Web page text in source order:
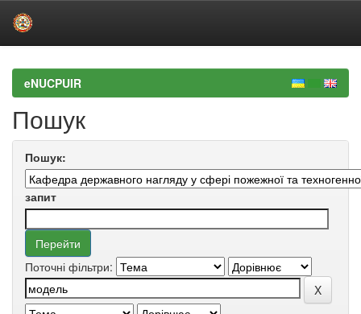
navigationeNUCPUIR
Пошук
Пошук:
запит
Поточні фільтри: